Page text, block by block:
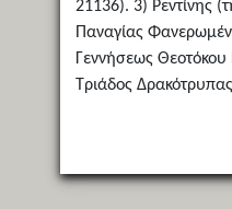
21136). 3) Ρεντίνης
Παναγίας
Γεννήσεως
Τριάδος